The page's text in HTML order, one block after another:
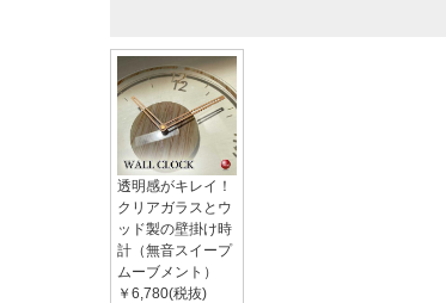
透明感がキレイ！
クリアガラスとウ
ッド製の壁掛け時
計（無音スイープ
ムーブメント）
￥6,780(税抜)